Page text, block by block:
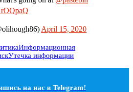
April 15, 2020
Информационная
Утечка информации
на наc в Telegram!